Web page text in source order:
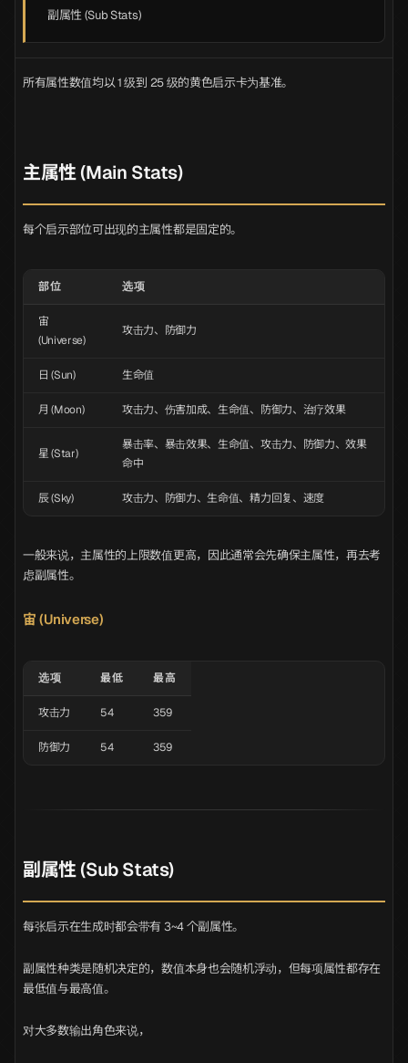
副属性 (Sub Stats)
所有属性数值均以 1 级到 25 级的黄色启示卡为基准。
主属性 (Main Stats)
每个启示部位可出现的主属性都是固定的。
部位 选项
宙
(Universe)
攻击力、防御力
日 (Sun) 生命值
月 (Moon) 攻击力、伤害加成、生命值、防御力、治疗效果
星 (Star)
暴击率、暴击效果、生命值、攻击力、防御力、效果
命中
辰 (Sky) 攻击力、防御力、生命值、精力回复、速度
一般来说，主属性的上限数值更高，因此通常会先确保主属性，再去考
虑副属性。
宙 (Universe)
选项 最低 最高
攻击力 54 359
防御力 54 359
副属性 (Sub Stats)
每张启示在生成时都会带有 3~4 个副属性。
副属性种类是随机决定的，数值本身也会随机浮动，但每项属性都存在
最低值与最高值。
对大多数输出角色来说，